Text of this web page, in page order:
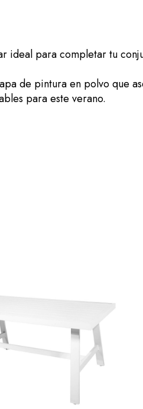
ideal para completar tu
de pintura en polvo que
para este verano.